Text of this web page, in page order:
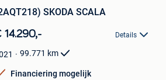
SKODA SCALA
14.290,- Details
99.771 km
Financiering mogelijk